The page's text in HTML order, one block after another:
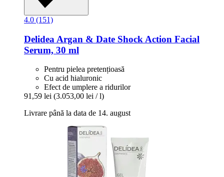
4.0 (151)
Delidea Argan & Date Shock Action Facial
Serum, 30 ml
Pentru pielea pretențioasă
Cu acid hialuronic
Efect de umplere a ridurilor
91,59 lei (3.053,00 lei / l)
Livrare până la data de 14. august